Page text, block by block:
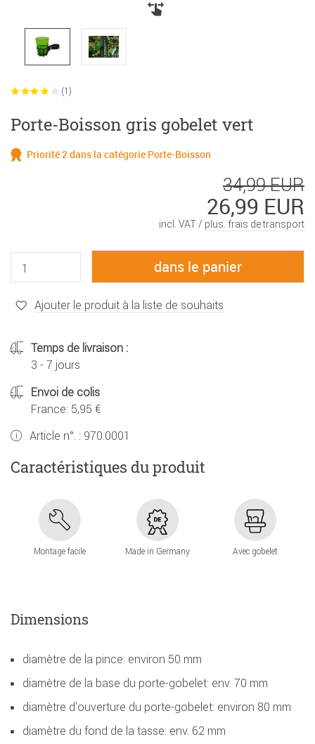
(1)
Porte-Boisson gris gobelet vert
Priorité 2 dans la catégorie Porte-Boisson
34,99 EUR
26,99 EUR
incl. VAT / plus. frais de transport
Ajouter le produit à la liste de souhaits
Temps de livraison :
3 - 7 jours
Envoi de colis
France: 5,95 €
Article n°. : 970.0001
Caractéristiques du produit
Montage facile Made in Germany Avec gobelet
Dimensions
diamètre de la pince: environ 50 mm
diamètre de la base du porte-gobelet: env. 70 mm
diamètre d'ouverture du porte-gobelet: environ 80 mm
diamètre du fond de la tasse: env. 62 mm